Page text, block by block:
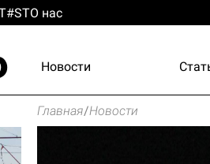
О нас
Новости
Главная/Новости